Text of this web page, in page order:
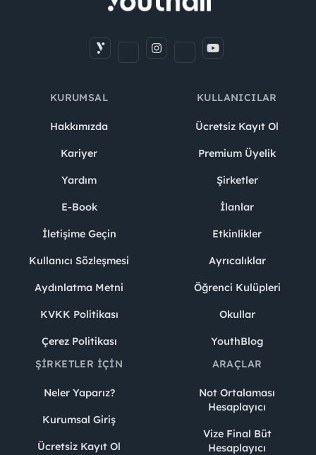
KURUMSAL
Hakkımızda
Kariyer
Yardım
E-Book
İletişime Geçin
Kullanıcı Sözleşmesi
Aydınlatma Metni
KVKK Politikası
Çerez Politikası
KULLANICILAR
Ücretsiz Kayıt Ol
Premium Üyelik
Şirketler
İlanlar
Etkinlikler
Ayrıcalıklar
Öğrenci Kulüpleri
Okullar
YouthBlog
ŞIRKETLER İÇIN
Neler Yaparız?
Kurumsal Giriş
Ücretsiz Kayıt Ol
ARAÇLAR
Not Ortalaması
Hesaplayıcı
Vize Final Büt
Hesaplayıcı